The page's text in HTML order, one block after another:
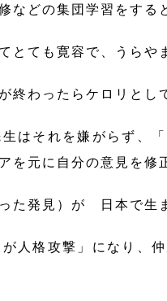
どの集団学習をする
ても寛容で、うらや
わったらケロリとし
はそれを嫌がらず、
元に自分の意見を修
た発見）が 日本で生
人格攻撃」になり、